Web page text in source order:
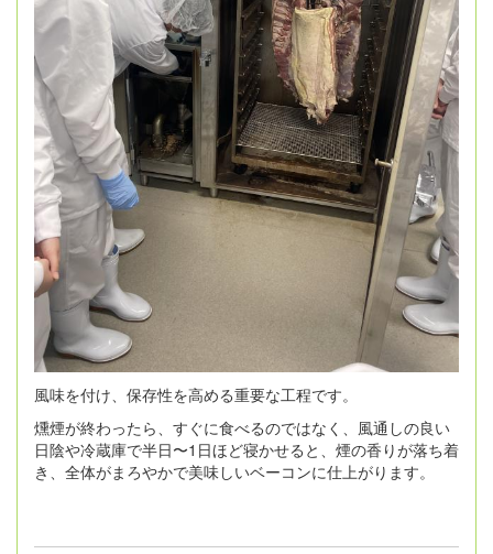
風味を付け、保存性を高める重要な工程です。
燻煙が終わったら、すぐに食べるのではなく、風通しの良い
日陰や冷蔵庫で半日〜1日ほど寝かせると、煙の香りが落ち着
き、全体がまろやかで美味しいベーコンに仕上がります。